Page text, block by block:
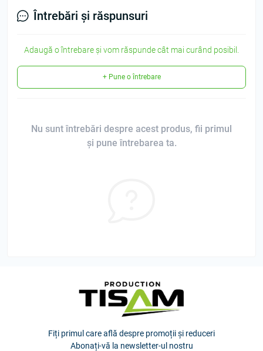
Întrebări și răspunsuri
Adaugă o întrebare și vom răspunde cât mai curând posibil.
+ Pune o întrebare
Nu sunt întrebări despre acest produs, fii primul
și pune întrebarea ta.
Fiți primul care află despre promoții și reduceri
Abonați-vă la newsletter-ul nostru